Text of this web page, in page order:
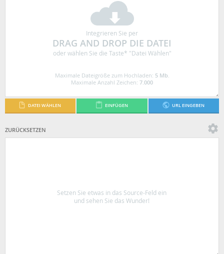
Integrieren Sie per
DRAG AND DROP DIE DATEI
oder wählen Sie die Taste* "Datei Wählen"
Maximale Dateigröße zum Hochladen: 5 Mb.
Maximale Anzahl Zeichen: 7.000
DATEI WÄHLEN EINFÜGEN URL EINGEBEN
ZURÜCKSETZEN
Setzen Sie etwas in das Source-Feld ein
und sehen Sie das Wunder!